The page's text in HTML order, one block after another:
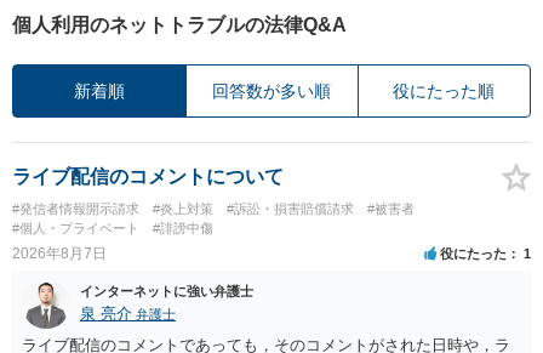
個人利用のネットトラブルの法律Q&A
新着順 回答数が多い順 役にたった順
ライブ配信のコメントについて
#発信者情報開示請求 #炎上対策 #訴訟・損害賠償請求
#被害者
#個人・プライベート
#誹謗中傷
2026年8月7日 役にたった 1
インターネットに強い弁護士
泉 亮介 弁護士
ライブ配信のコメントであっても，そのコメントがされた日時や，ラ